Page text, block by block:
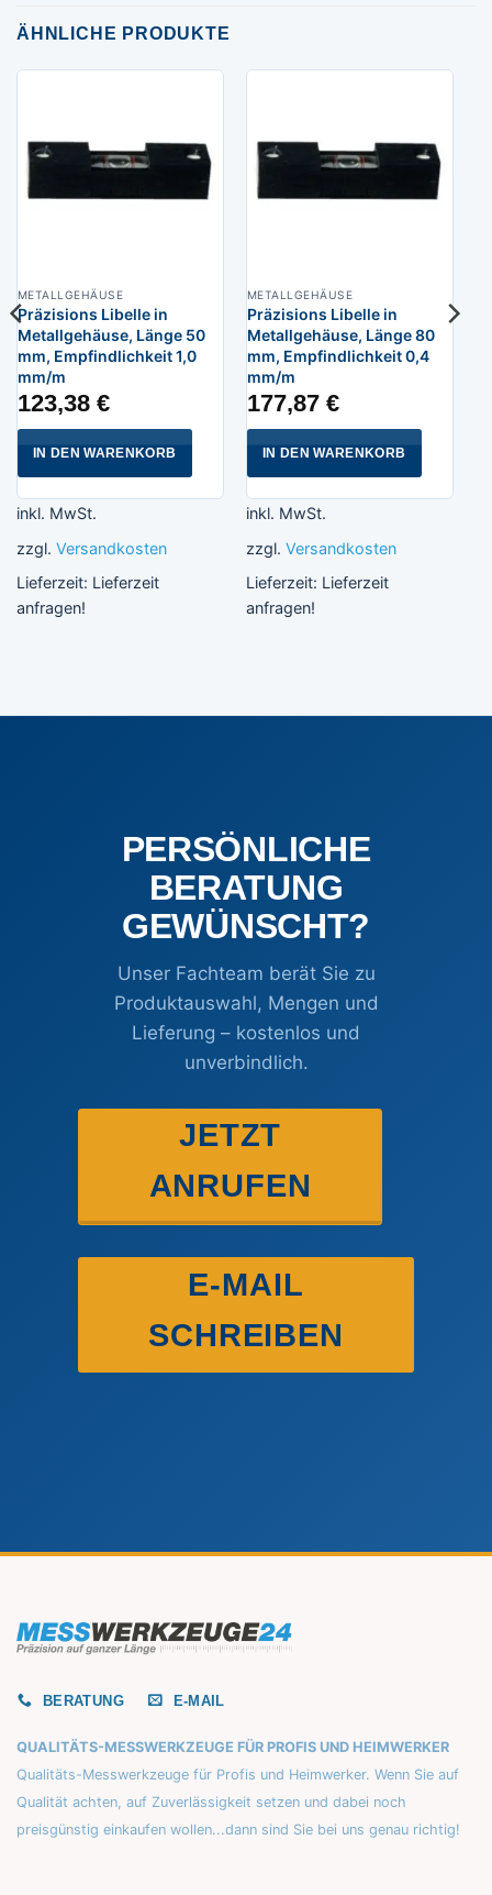
ÄHNLICHE PRODUKTE
METALLGEHÄUSE
Präzisions Libelle in
Metallgehäuse, Länge 50
mm, Empfindlichkeit 1,0
mm/m
123,38 €
IN DEN WARENKORB
inkl. MwSt.
zzgl. Versandkosten
Lieferzeit: Lieferzeit
anfragen!
METALLGEHÄUSE
Präzisions Libelle in
Metallgehäuse, Länge 80
mm, Empfindlichkeit 0,4
mm/m
177,87 €
IN DEN WARENKORB
inkl. MwSt.
zzgl. Versandkosten
Lieferzeit: Lieferzeit
anfragen!
PERSÖNLICHE
BERATUNG
GEWÜNSCHT?
Unser Fachteam berät Sie zu
Produktauswahl, Mengen und
Lieferung – kostenlos und
unverbindlich.
JETZT
ANRUFEN
E-MAIL
SCHREIBEN
BERATUNG E-MAIL
QUALITÄTS-MESSWERKZEUGE FÜR PROFIS UND HEIMWERKER
Qualitäts-Messwerkzeuge für Profis und Heimwerker. Wenn Sie auf
Qualität achten, auf Zuverlässigkeit setzen und dabei noch
preisgünstig einkaufen wollen...dann sind Sie bei uns genau richtig!